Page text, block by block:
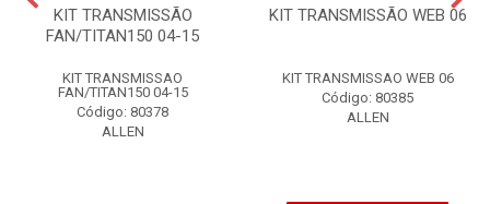
KIT TRANSMISSÃO
FAN/TITAN150 04-15
KIT TRANSMISSAO
FAN/TITAN150 04-15
Código: 80378
ALLEN
KIT TRANSMISSÃO WEB 06
KIT TRANSMISSAO WEB 06
Código: 80385
ALLEN